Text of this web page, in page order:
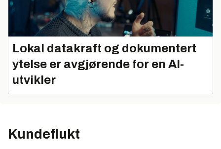
Lokal datakraft og dokumentert
ytelse er avgjørende for en AI-
utvikler
Kundeflukt